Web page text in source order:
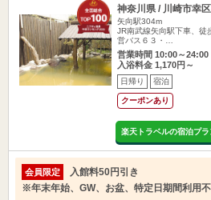
神奈川県 / 川崎市幸区
矢向駅304m
JR南武線矢向駅下車、徒
営バス６３・…
営業時間 10:00～24:00
入浴料金 1,170円～
日帰り 宿泊
クーポンあり
楽天トラベルの宿泊プラ
会員限定
入館料50円引き
※年末年始、GW、お盆、特定日期間利用